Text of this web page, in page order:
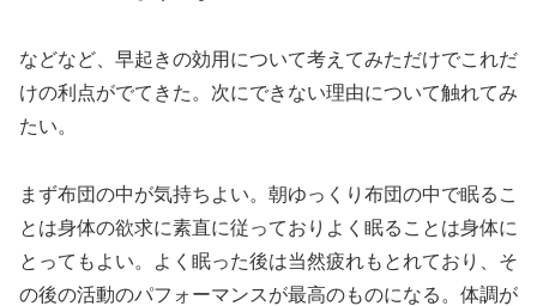
などなど、早起きの効用について考えてみただけでこれだ
けの利点がでてきた。次にできない理由について触れてみ
たい。
まず布団の中が気持ちよい。朝ゆっくり布団の中で眠るこ
とは身体の欲求に素直に従っておりよく眠ることは身体に
とってもよい。よく眠った後は当然疲れもとれており、そ
の後の活動のパフォーマンスが最高のものになる。体調が